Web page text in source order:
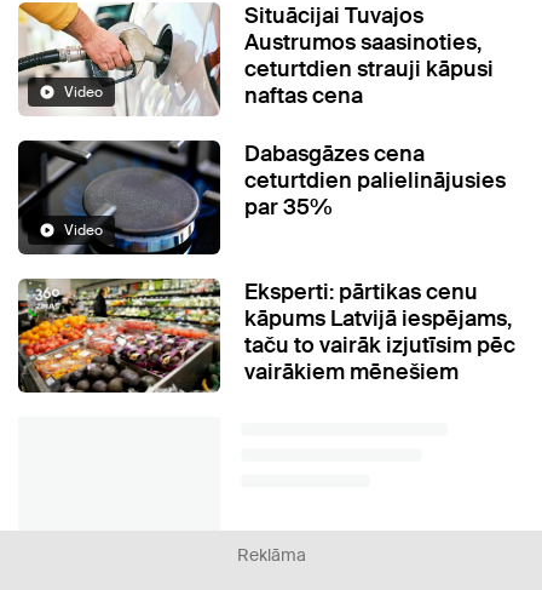
Video
Situācijai Tuvajos
Austrumos saasinoties,
ceturtdien strauji kāpusi
naftas cena
Video
Dabasgāzes cena
ceturtdien palielinājusies
par 35%
Eksperti: pārtikas cenu
kāpums Latvijā iespējams,
taču to vairāk izjutīsim pēc
vairākiem mēnešiem
Reklāma